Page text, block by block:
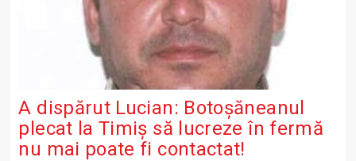
A dispărut Lucian: Botoșăneanul
plecat la Timiș să lucreze în fermă
nu mai poate fi contactat!